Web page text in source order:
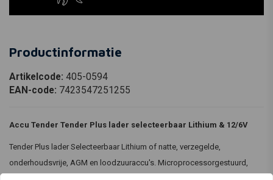
Productinformatie
Artikelcode: 405-0594
EAN-code: 7423547251255
Accu Tender Tender Plus lader selecteerbaar Lithium & 12/6V
Tender Plus lader Selecteerbaar Lithium of natte, verzegelde,
onderhoudsvrije, AGM en loodzuuraccu's. Microprocessorgestuurd,